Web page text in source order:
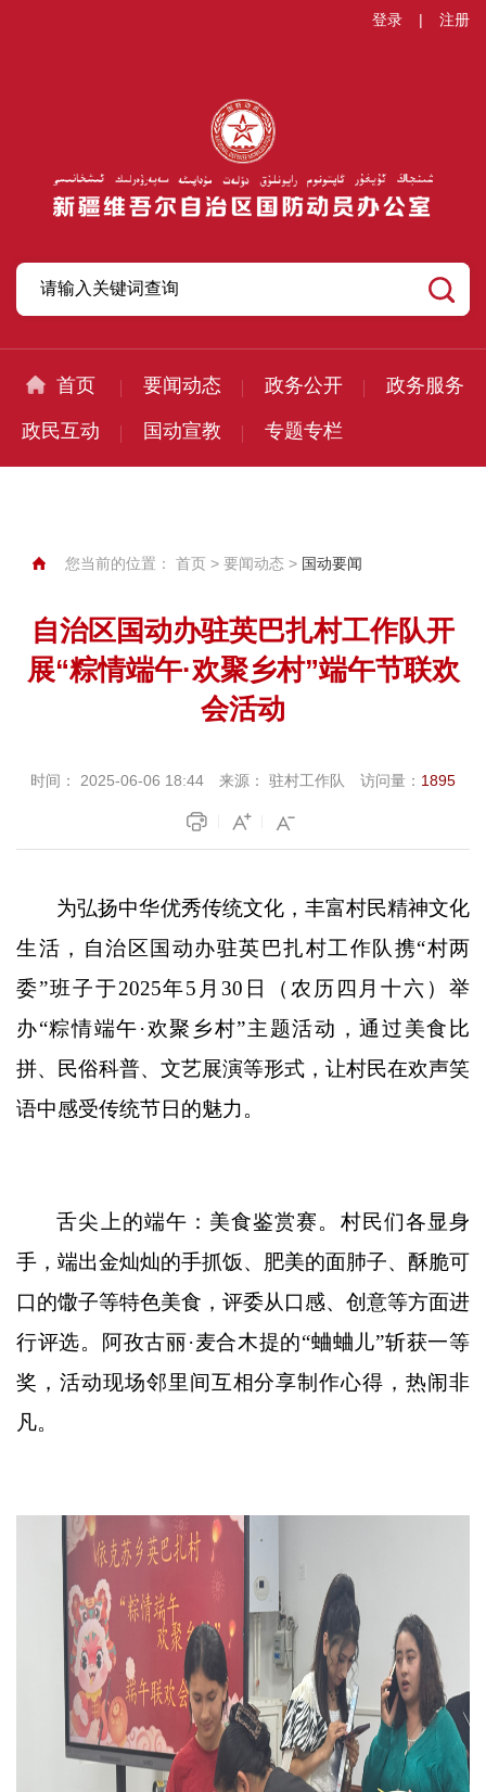
登录 | 注册
首页 要闻动态 政务公开 政务服务
政民互动 国动宣教 专题专栏
您当前的位置： 首页 > 要闻动态 > 国动要闻
自治区国动办驻英巴扎村工作队开
展“粽情端午·欢聚乡村”端午节联欢
会活动
时间： 2025-06-06 18:44 来源： 驻村工作队 访问量： 1895
为弘扬中华优秀传统文化，丰富村民精神文化
生活， 自治区国动办驻英巴扎村工作队携“村两
委”班子于2025年5 月 30 日（农历四月十六）举
办“粽情端午·欢聚乡村”主题活动，通过美食比
拼、民俗科普、文艺展演等形式，让村民在欢声笑
语中感受传统节日的魅力。
舌尖上的端午：美食鉴赏赛。 村民们各显身
手，端出金灿灿的手抓饭、肥美的面肺子、酥脆可
口的馓子等特色美食，评委从口感、创意等方面进
行评选。 阿孜古丽·麦合木提的“蛐蛐儿”斩获一等
奖， 活动现场邻里间互相分享制作心得，热闹非
凡。